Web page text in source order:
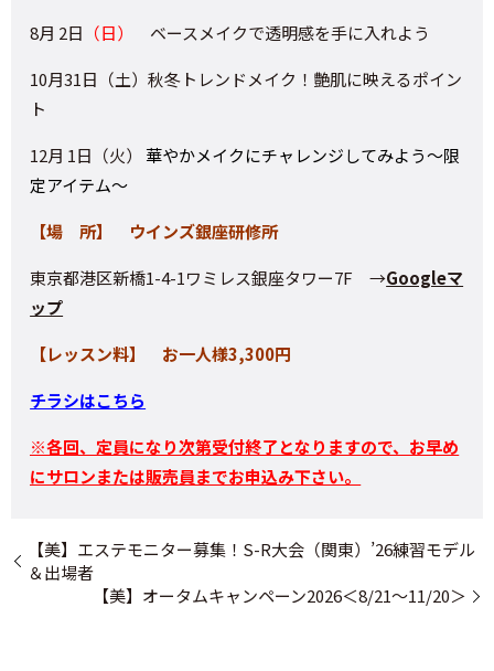
8月 2日 （日）
ベースメイクで透明感を手に入れよう
10月31日（土）秋冬トレンドメイク！艶肌に映えるポイン
ト
12月 1日（火）
華やかメイクにチャレンジしてみよう～限
定アイテム～
【場 所】 ウインズ銀座研修所
東京都港区新橋1-4-1ワミレス銀座タワー7F →Googleマ
ップ
【レッスン料】 お一人様3,300円
チラシはこちら
※各回、定員になり次第受付終了となりますので、お早め
にサロンまたは販売員までお申込み下さい。
【美】エステモニター募集！S-R大会（関東）’26練習モデル
＆出場者
【美】オータムキャンペーン2026＜8/21～11/20＞